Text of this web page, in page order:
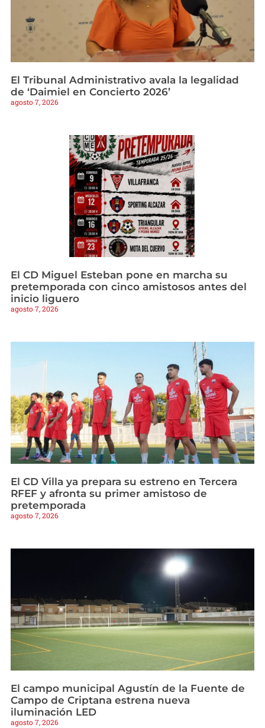
El Tribunal Administrativo avala la legalidad
de ‘Daimiel en Concierto 2026’
agosto 7, 2026
El CD Miguel Esteban pone en marcha su
pretemporada con cinco amistosos antes del
inicio liguero
agosto 7, 2026
El CD Villa ya prepara su estreno en Tercera
RFEF y afronta su primer amistoso de
pretemporada
agosto 7, 2026
El campo municipal Agustín de la Fuente de
Campo de Criptana estrena nueva
iluminación LED
agosto 7, 2026